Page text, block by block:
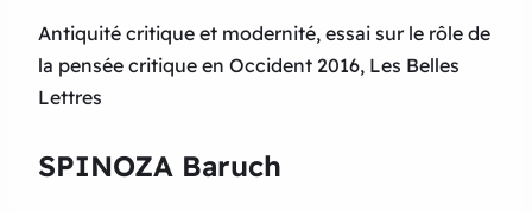
Antiquité critique et modernité, essai sur le rôle de
la pensée critique en Occident 2016, Les Belles
Lettres
SPINOZA Baruch